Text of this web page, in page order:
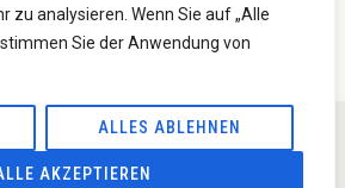
zu analysieren. Wenn Sie auf „Alle
Sie der Anwendung von
ALLES ABLEHNEN
AKZEPTIEREN
Wildburg-Treis. Alle Rechte vorbehalten.